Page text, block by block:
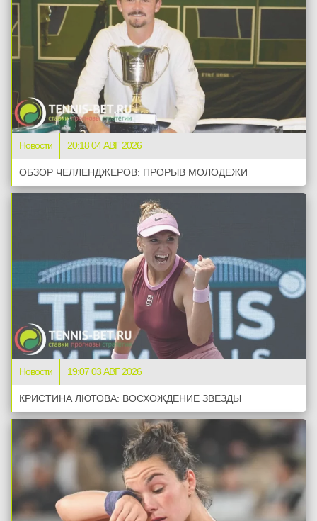
Новости 20:18 04 АВГ 2026
ОБЗОР ЧЕЛЛЕНДЖЕРОВ: ПРОРЫВ МОЛОДЕЖИ
Новости 19:07 03 АВГ 2026
КРИСТИНА ЛЮТОВА: ВОСХОЖДЕНИЕ ЗВЕЗДЫ